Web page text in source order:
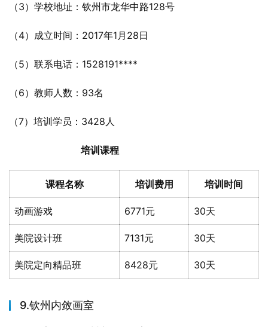
（3）学校地址：钦州市龙华中路128号
（4）成立时间：2017年1月28日
（5）联系电话：1528191****
（6）教师人数：93名
（7）培训学员：3428人
培训课程
课程名称 培训费用 培训时间
动画游戏 6771元 30天
美院设计班 7131元 30天
美院定向精品班 8428元 30天
9.钦州内敛画室